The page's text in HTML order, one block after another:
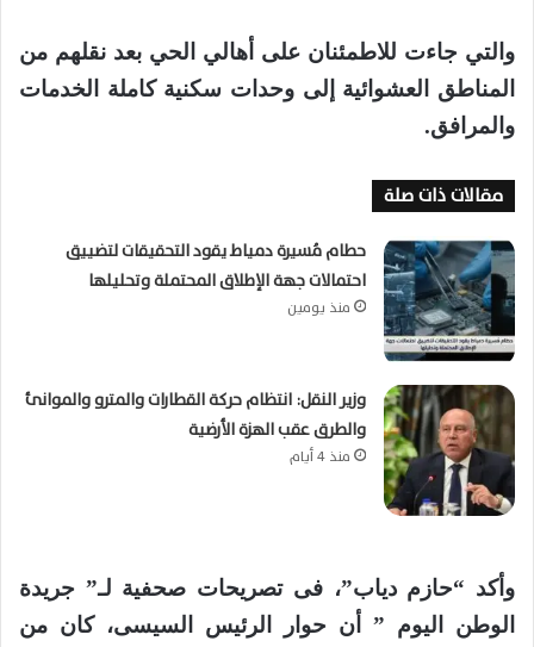
والتي جاءت للاطمئنان على أهالي الحي بعد نقلهم من
المناطق العشوائية إلى وحدات سكنية كاملة الخدمات
والمرافق.
مقالات ذات صلة
حطام مُسيرة دمياط يقود التحقيقات لتضييق
احتمالات جهة الإطلاق المحتملة وتحليلها
منذ يومين
وزير النقل: انتظام حركة القطارات والمترو والموانئ
والطرق عقب الهزة الأرضية
منذ 4 أيام
وأكد “حازم دياب”، فى تصريحات صحفية لـ” جريدة
الوطن اليوم ” أن حوار الرئيس السيسى، كان من